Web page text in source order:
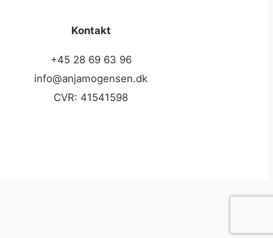
Kontakt
+45 28 69 63 96
info@anjamogensen.dk
CVR: 41541598